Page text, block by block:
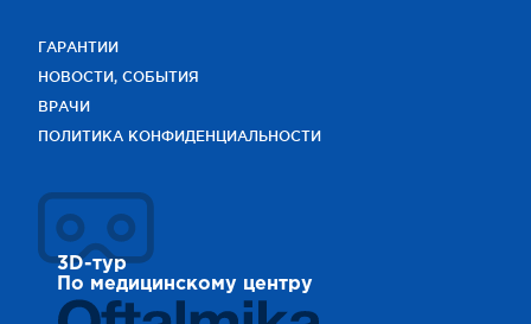
ГАРАНТИИ
НОВОСТИ, СОБЫТИЯ
ВРАЧИ
ПОЛИТИКА КОНФИДЕНЦИАЛЬНОСТИ
3D-тур
По медицинскому центру